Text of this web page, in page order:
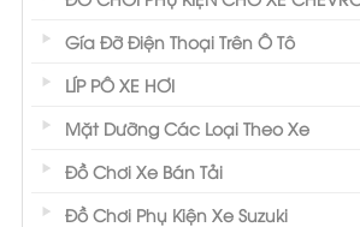
Gía Đỡ Điện Thoại Trên Ô Tô
LÍP PÔ XE HƠI
Mặt Dưỡng Các Loại Theo Xe
Đồ Chơi Xe Bán Tải
Đồ Chơi Phụ Kiện Xe Suzuki